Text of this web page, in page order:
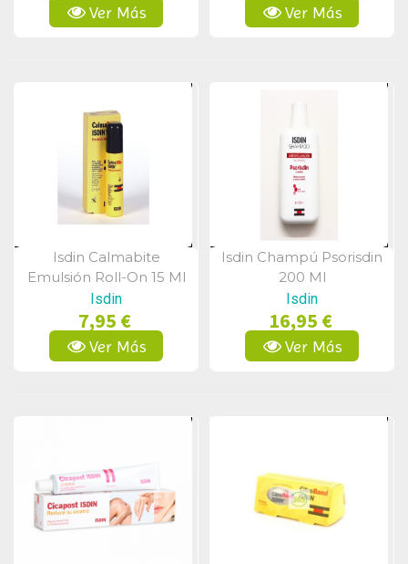
Ver Más Ver Más
Vista Rápida
Isdin Calmabite
Emulsión Roll-On 15 Ml
Isdin
7,95 €
Ver Más
Vista Rápida
Isdin Champú Psorisdin
200 Ml
Isdin
16,95 €
Ver Más